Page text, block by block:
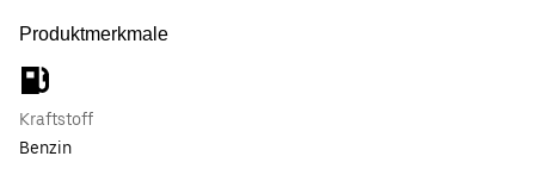
Produktmerkmale
Kraftstoff
Benzin